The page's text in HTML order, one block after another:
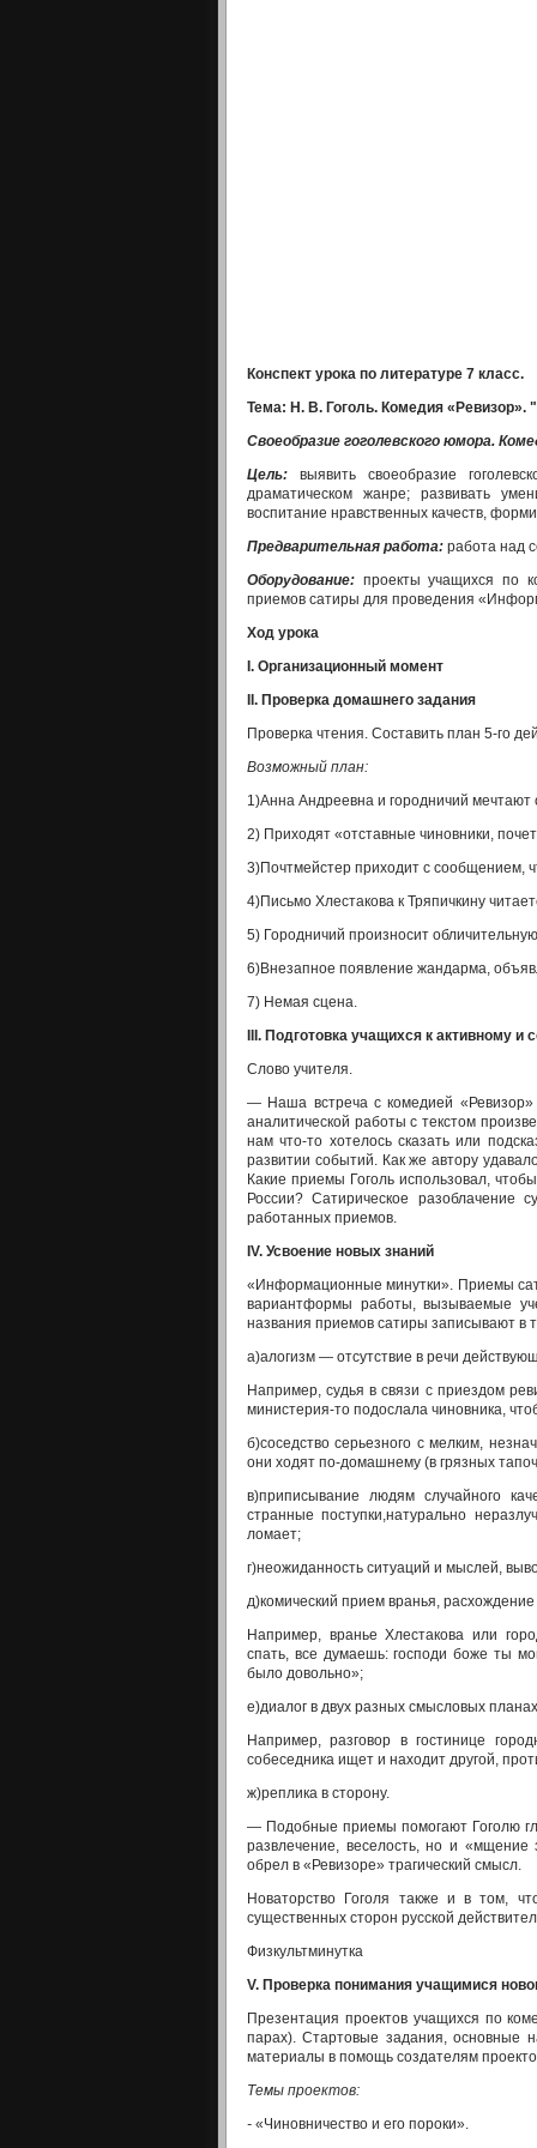
Конспект урока по литературе 7 класс.
Тема: Н. В. Гоголь. Комедия «Ревизор».
Своеобразие гоголевского юмора.
Цель: выявить своеобразие
драматическом жанре; развивать
воспитание нравственных качеств,
Предварительная работа: работа над
Оборудование: проекты учащихся по
приемов сатиры для проведе­ния
Ход урока
. Организационный момент
. Проверка домашнего задания
Проверка чтения. Составить план 5-го
Возможный план:
1)Анна Андреевна и городничий мечтают
2) Приходят «отставные чиновники,
3)Почтмейстер приходит с сообщением,
4)Письмо Хлестакова к Тряпичкину
5) Городничий произносит
6)Внезапное появление жандарма,
7) Немая сцена.
. Подготовка учащихся к активному и
Слово учителя.
— Наша встреча с комедией
аналитической рабо­ты с текстом
нам что-то хотелось сказать или
развитии событий. Как же автору
Какие приемы Го­голь использовал,
России? Сатирическое разоблачение
работанных приемов.
IV. Усвоение новых знаний
«Информационные минутки». Приемы
вариантформы работы, вызываемые
названия приемов сатиры за­писывают в
а)алогизм — отсутствие в речи
Например, судья в связи с приездом
министерия-то по­дослала чиновника,
б)соседство серьезного с мелким,
они ходят по-домашнему (в грязных
в)приписывание людям случайного
странные поступки,натурально
ломает;
г)неожиданность ситуаций и мыслей,
д)комический прием вранья,
Например, вранье Хлестакова или
спать, все думаешь: господи боже ты
было довольно»;
е)диалог в двух разных смысловых
Например, разговор в гостинице
собеседника ищет и находит другой,
ж)реплика в сторону.
— Подобные приемы помогают Гоголю
развлечение, ве­селость, но и «мщение
обрел в «Ревизоре» трагический смысл.
Новаторство Гоголя также и в том,
существенных сторон русской
Физкультминутка
V. Проверка понимания учащимися
Презентация проектов учащихся по
парах). Стар­товые задания, основные
материалы в помощь создателям
Темы проектов:
- «Чиновничество и его пороки».